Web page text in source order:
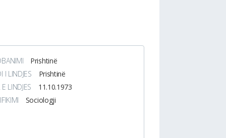
Prishtinë
I LINDJES
Prishtinë
LINDJES
11.10.1973
Sociologji